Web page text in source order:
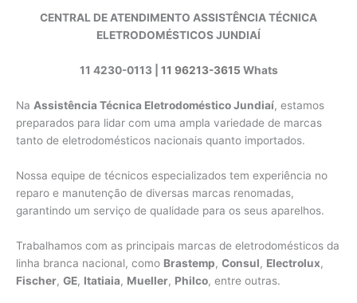
CENTRAL DE ATENDIMENTO ASSISTÊNCIA TÉCNICA
ELETRODOMÉSTICOS JUNDIAÍ
11 4230-0113 | 11 96213-3615 Whats
Na Assistência Técnica Eletrodoméstico Jundiaí, estamos
preparados para lidar com uma ampla variedade de marcas
tanto de eletrodomésticos nacionais quanto importados.
Nossa equipe de técnicos especializados tem experiência no
reparo e manutenção de diversas marcas renomadas,
garantindo um serviço de qualidade para os seus aparelhos.
Trabalhamos com as principais marcas de eletrodomésticos da
linha branca nacional, como Brastemp, Consul, Electrolux,
Fischer, GE, Itatiaia, Mueller, Philco, entre outras.